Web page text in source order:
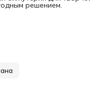
решением.